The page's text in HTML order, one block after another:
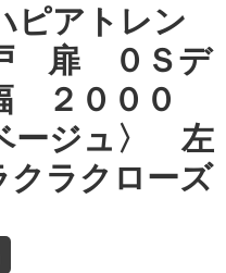
アトレン
扉 ０Ｓデ
２０００
ージュ〉 左
ラクローズ